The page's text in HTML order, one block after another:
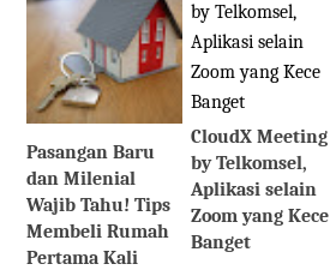
Pasangan Baru
dan Milenial
Wajib Tahu! Tips
Membeli Rumah
Pertama Kali
CloudX Meeting
by Telkomsel,
Aplikasi selain
Zoom yang Kece
Banget